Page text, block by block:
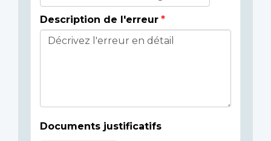
Description de l'erreur
Documents justificatifs